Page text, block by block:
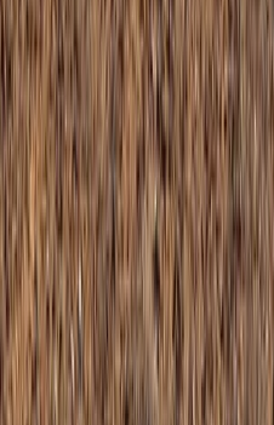
Siguenos en
Corporación municipal Expedición
de Privacidad Política de Cookies
Privacidad
Tratamiento de Datos
Actualidad
Noticias
Eventos y calendario
Servicios
Instalaciones deportivas
aguas Gestión de residuos Tienda
Electrónica Portal de transparencia
Turismo
Conoce San Esteban
Planifica tu
rutas
Agenda y eventos